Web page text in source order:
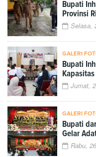
Bupati
Provinsi
Selasa,
GALERI
Bupati
Jumat,
GALERI
Bupati
Gelar
Rabu,